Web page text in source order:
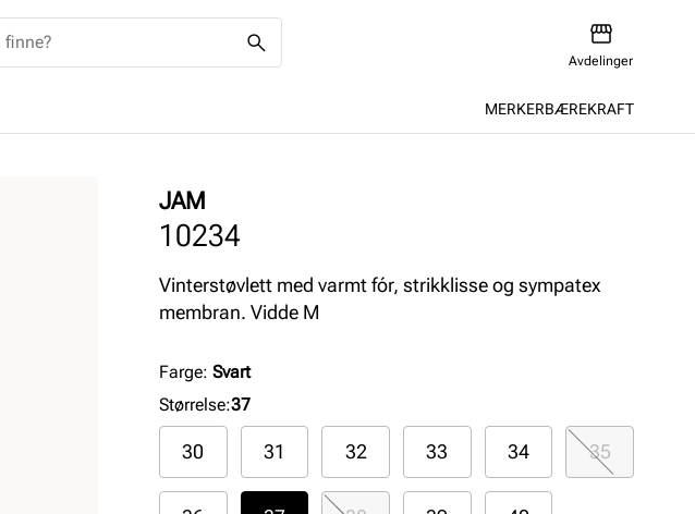
Avdelinger
MERKERBÆREKRAFT
JAM
10234
Vinterstøvlett med varmt fór, strikklisse og sympatex
membran. Vidde M
Farge: Svart
Størrelse:37
30 31 32 33 34 35